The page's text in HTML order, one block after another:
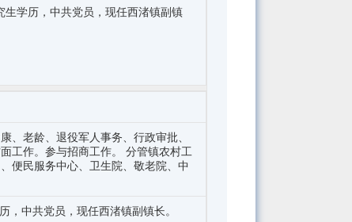
学历，中共党员，现任西渚镇副镇
、老龄、退役军人事务、行政审批、
工作。参与招商工作。 分管镇农村工
便民服务中心、卫生院、敬老院、中
，中共党员，现任西渚镇副镇长。